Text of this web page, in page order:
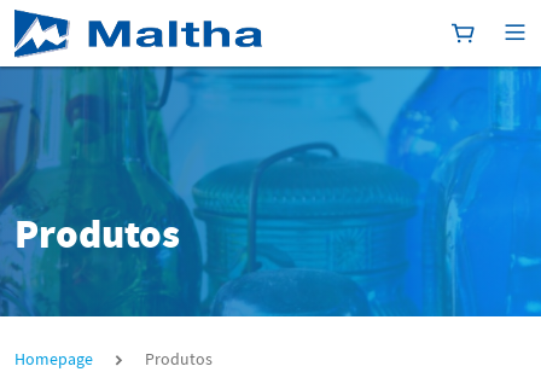
Produtos
Homepage Produtos
Produtos